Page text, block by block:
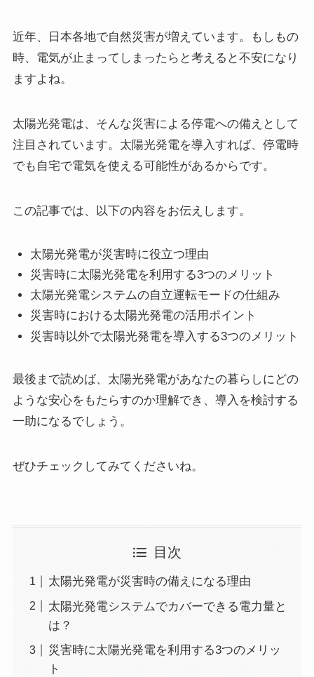
近年、日本各地で自然災害が増えています。もしもの
時、電気が止まってしまったらと考えると不安になり
ますよね。
太陽光発電は、そんな災害による停電への備えとして
注目されています。太陽光発電を導入すれば、停電時
でも自宅で電気を使える可能性があるからです。
この記事では、以下の内容をお伝えします。
太陽光発電が災害時に役立つ理由
災害時に太陽光発電を利用する3つのメリット
太陽光発電システムの自立運転モードの仕組み
災害時における太陽光発電の活用ポイント
災害時以外で太陽光発電を導入する3つのメリット
最後まで読めば、太陽光発電があなたの暮らしにどの
ような安心をもたらすのか理解でき、導入を検討する
一助になるでしょう。
ぜひチェックしてみてくださいね。
目次
太陽光発電が災害時の備えになる理由
太陽光発電システムでカバーできる電力量と
は？
災害時に太陽光発電を利用する3つのメリッ
ト